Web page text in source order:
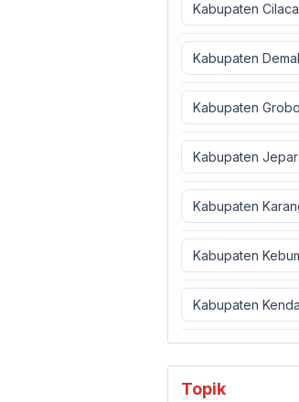
Kabupaten
Kabupaten
Kabupaten
Kabupaten
Kabupaten
Kabupaten
Kabupaten
Topik